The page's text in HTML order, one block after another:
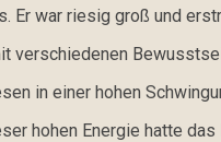
Er war riesig groß und
verschiedenen
in einer hohen
hohen Energie hatte